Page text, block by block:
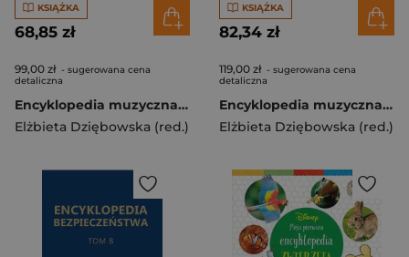
KSIĄŻKA
68,85 zł
99,00 zł - sugerowana cena
detaliczna
Encyklopedia muzyczna T9 S-Sł. Biograficzna
Elżbieta Dziębowska (red.)
KSIĄŻKA
82,34 zł
119,00 zł - sugerowana cena
detaliczna
Encyklopedia muzyczna T11 T-V. Biograficzna
Elżbieta Dziębowska (red.)